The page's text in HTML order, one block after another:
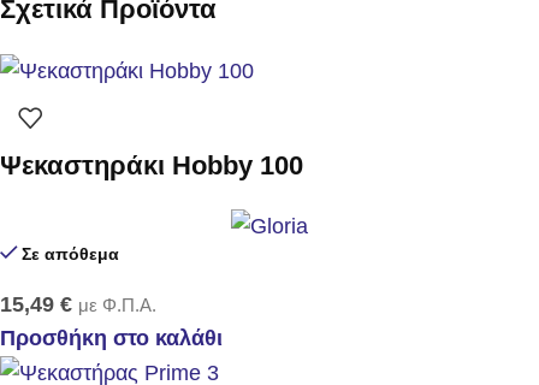
Σχετικά Προϊόντα
Ψεκαστηράκι Hobby 100
Σε απόθεμα
15,49 € με Φ.Π.Α.
Προσθήκη στο καλάθι